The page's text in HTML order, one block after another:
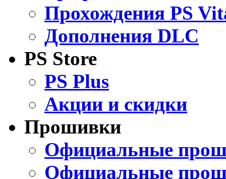
Прохождения PS
Дополнения DLC
PS Store
PS Plus
Акции и скидки
Прошивки
Официальные
Официальные